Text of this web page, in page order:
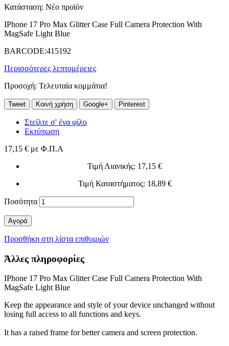
Κατάσταση: Νέο προϊόν
IPhone 17 Pro Max Glitter Case Full Camera Protection With
MagSafe Light Blue
BARCODE:415192
Περισσότερες λεπτομέρειες
Προσοχή: Τελευταία κομμάτια!
Tweet Κοινή χρήση Google+ Pinterest
Στείλτε σ' ένα φίλο
Εκτύπωση
17,15 € με Φ.Π.Α
Τιμή Λιανικής: 17,15 €
Τιμή Καταστήματος: 18,89 €
Ποσότητα
Αγορά
Προσθήκη στη λίστα επιθυμιών
Άλλες πληροφορίες
IPhone 17 Pro Max Glitter Case Full Camera Protection With
MagSafe Light Blue
Keep the appearance and style of your device unchanged without
losing full access to all functions and keys.
It has a raised frame for better camera and screen protection.